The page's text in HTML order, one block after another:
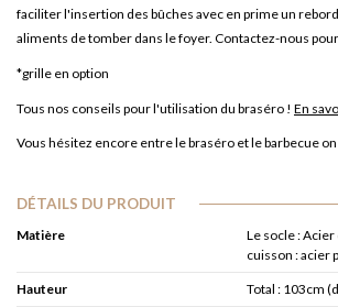
faciliter l'insertion des bûches avec en prime un
aliments de tomber dans le foyer. Contactez-nous
*grille en option
Tous nos conseils pour l'utilisation du braséro ! En
Vous hésitez encore entre le braséro et le barbecue
DÉTAILS DU PRODUIT
Matière
Le socle :
cuisson : acier
Hauteur Total : 103cm